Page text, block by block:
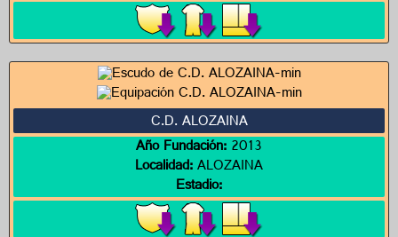
C.D. ALOZAINA
Año Fundación:2013
Localidad:ALOZAINA
Estadio: